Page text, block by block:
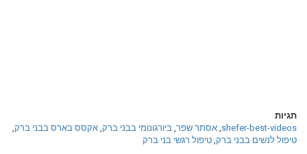
תגיות
shefer-best-videos
, אסתר שפר, ביורגונומי בבני ברק, אקסס בארס בבני ברק,
טיפול לנשים בבני ברק, טיפול רגשי בני ברק